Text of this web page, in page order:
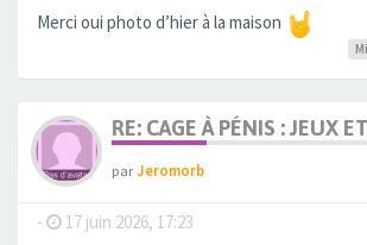
Merci oui photo d’hier à la maison
RE: CAGE À PÉNIS : JEUX
parJeromorb
- 17 juin 2026, 17:23